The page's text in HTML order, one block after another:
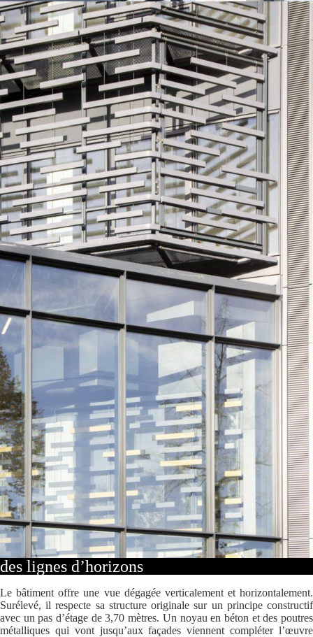
des lignes d’horizons
Le bâtiment offre une vue dégagée verticalement et horizontalement.
Surélevé, il respecte sa structure originale sur un principe constructif
avec un pas d’étage de 3,70 mètres. Un noyau en béton et des poutres
métalliques qui vont jusqu’aux façades viennent compléter l’œuvre